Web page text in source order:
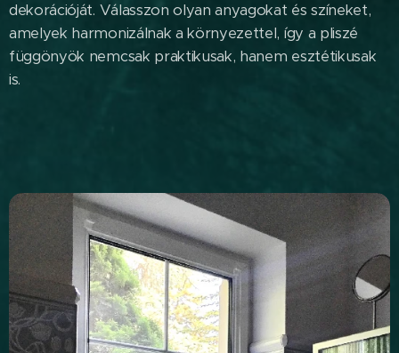
dekorációját. Válasszon olyan anyagokat és színeket,
amelyek harmonizálnak a környezettel, így a pliszé
függönyök nemcsak praktikusak, hanem esztétikusak
is.